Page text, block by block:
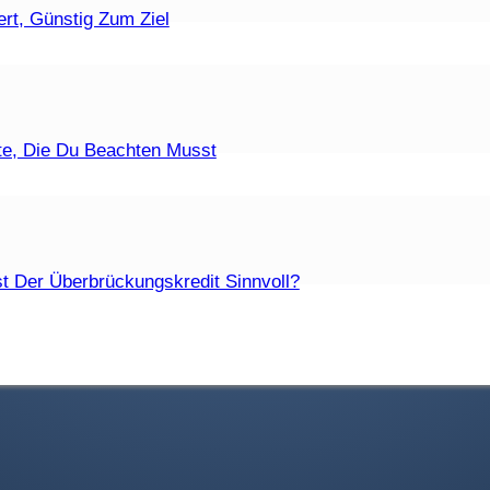
Sind Zulässig?
Eine Fristlose Kündigung?
Unterschiede?
Günstig Zum Ziel
Die Du Beachten Musst
Der Überbrückungskredit Sinnvoll?